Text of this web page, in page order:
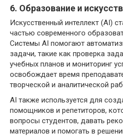
6. Образование и
Искусственный интеллект (AI)
частью современного
Системы AI помогают
задачи, такие как проверка
учебных планов и мониторинг
освобождает время
творческой и аналитической
AI также используется для
помощников и репетиторов,
вопросы студентов, давать
материалов и помогать в